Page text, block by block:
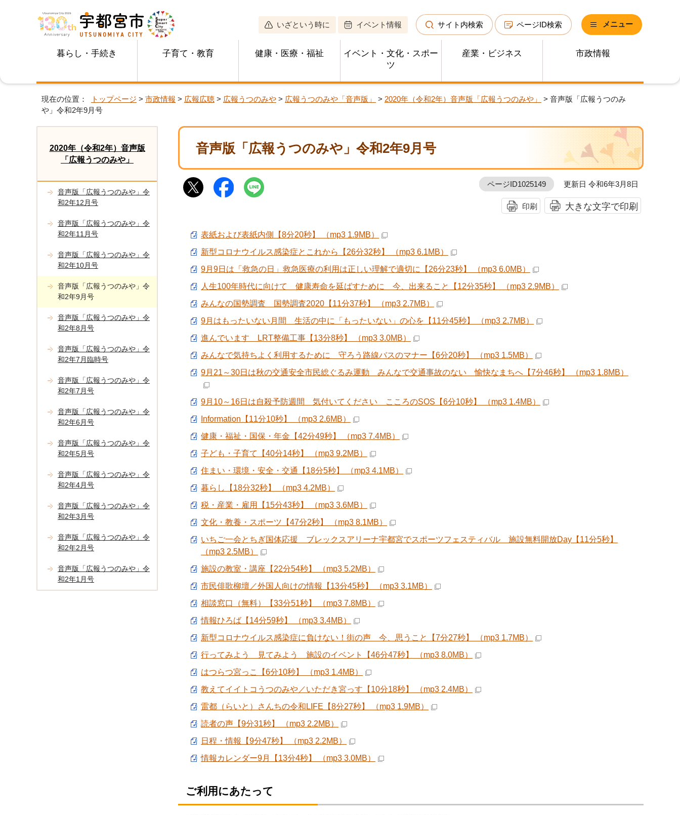
いざという時に イベント情報 サイト内検索 ページID検索 メニュー
暮らし・手続き 子育て・教育 健康・医療・福祉
イベント・文化・スポー
ツ
産業・ビジネス 市政情報
現在の位置： トップページ > 市政情報 > 広報広聴 > 広報うつのみや > 広報うつのみや「音声版」 > 2020年（令和2年）音声版「広報うつのみや」
> 音声版「広報うつのみ
や」令和2年9月号
音声版「広報うつのみや」令和2年9月号
ページID1025149 更新日 令和6年3月8日
印刷 大きな文字で印刷
表紙および表紙内側【8分20秒】 （mp3 1.9MB）
新型コロナウイルス感染症とこれから【26分32秒】 （mp3 6.1MB）
9月9日は「救急の日」救急医療の利用は正しい理解で適切に【26分23秒】 （mp3 6.0MB）
人生100年時代に向けて 健康寿命を延ばすために 今、出来ること【12分35秒】 （mp3 2.9MB）
みんなの国勢調査 国勢調査2020【11分37秒】 （mp3 2.7MB）
9月はもったいない月間 生活の中に「もったいない」の心を【11分45秒】 （mp3 2.7MB）
進んでいます LRT整備工事【13分8秒】 （mp3 3.0MB）
みんなで気持ちよく利用するために 守ろう路線バスのマナー【6分20秒】 （mp3 1.5MB）
9月21～30日は秋の交通安全市民総ぐるみ運動 みんなで交通事故のない 愉快なまちへ【7分46秒】 （mp3 1.8MB）
9月10～16日は自殺予防週間 気付いてください こころのSOS【6分10秒】 （mp3 1.4MB）
Information【11分10秒】 （mp3 2.6MB）
健康・福祉・国保・年金【42分49秒】 （mp3 7.4MB）
子ども・子育て【40分14秒】 （mp3 9.2MB）
住まい・環境・安全・交通【18分5秒】 （mp3 4.1MB）
暮らし【18分32秒】 （mp3 4.2MB）
税・産業・雇用【15分43秒】 （mp3 3.6MB）
文化・教養・スポーツ【47分2秒】 （mp3 8.1MB）
いちご一会とちぎ国体応援 ブレックスアリーナ宇都宮でスポーツフェスティバル 施設無料開放Day【11分5秒】
（mp3 2.5MB）
施設の教室・講座【22分54秒】 （mp3 5.2MB）
市民俳歌柳壇／外国人向けの情報【13分45秒】 （mp3 3.1MB）
相談窓口（無料）【33分51秒】 （mp3 7.8MB）
情報ひろば【14分59秒】 （mp3 3.4MB）
新型コロナウイルス感染症に負けない！街の声 今、思うこと【7分27秒】 （mp3 1.7MB）
行ってみよう 見てみよう 施設のイベント【46分47秒】 （mp3 8.0MB）
はつらつ宮っこ【6分10秒】 （mp3 1.4MB）
教えてイイトコうつのみや／いただき宮っす【10分18秒】 （mp3 2.4MB）
雷都（らいと）さんちの令和LIFE【8分27秒】 （mp3 1.9MB）
読者の声【9分31秒】 （mp3 2.2MB）
日程・情報【9分47秒】 （mp3 2.2MB）
情報カレンダー9月【13分4秒】 （mp3 3.0MB）
ご利用にあたって
2020年（令和2年）音声版
「広報うつのみや」
音声版「広報うつのみや」令
和2年12月号
音声版「広報うつのみや」令
和2年11月号
音声版「広報うつのみや」令
和2年10月号
音声版「広報うつのみや」令
和2年9月号
音声版「広報うつのみや」令
和2年8月号
音声版「広報うつのみや」令
和2年7月臨時号
音声版「広報うつのみや」令
和2年7月号
音声版「広報うつのみや」令
和2年6月号
音声版「広報うつのみや」令
和2年5月号
音声版「広報うつのみや」令
和2年4月号
音声版「広報うつのみや」令
和2年3月号
音声版「広報うつのみや」令
和2年2月号
音声版「広報うつのみや」令
和2年1月号